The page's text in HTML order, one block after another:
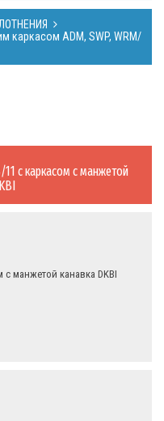
каркасом ADM, SWP, WRM/
с каркасом с манжетой
манжетой канавка DKBI